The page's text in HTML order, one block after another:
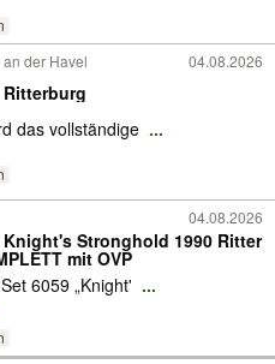
der Havel 04.08.2026
das vollständige ...
04.08.2026
Knight's Stronghold 1990 Ritter
mit OVP
6059 „Knight' ...